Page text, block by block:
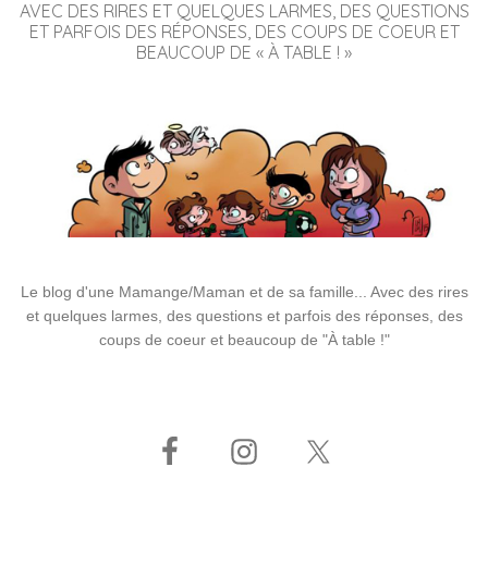
AVEC DES RIRES ET QUELQUES LARMES, DES QUESTIONS
ET PARFOIS DES RÉPONSES, DES COUPS DE COEUR ET
BEAUCOUP DE « À TABLE ! »
Le blog d'une Mamange/Maman et de sa famille... Avec des rires
et quelques larmes, des questions et parfois des réponses, des
coups de coeur et beaucoup de "À table !"